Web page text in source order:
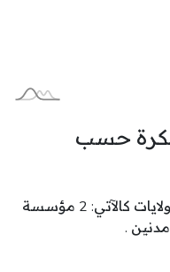
حسب
تتوزع فضاءات طفولة مبكرة على الولايات كالآتي: 2 مؤسسة